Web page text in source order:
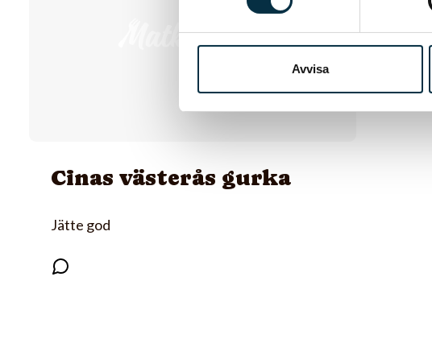
Avvisa
Cinas västerås gurka
Jätte god